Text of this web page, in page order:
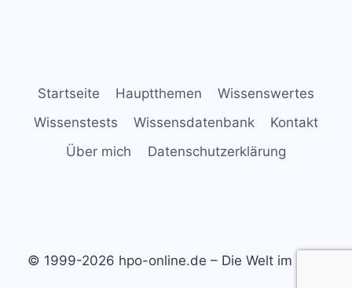
Startseite Hauptthemen
Wissenswertes
Wissenstests
Wissensdatenbank
Kontakt
Über mich
Datenschutzerklärung
© 1999-2026 hpo-online.de – Die Welt im Blick